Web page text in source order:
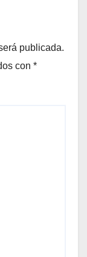
publicada.
con *